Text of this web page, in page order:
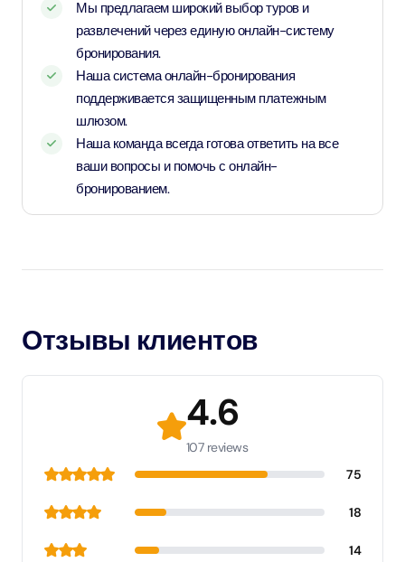
Dubai Aquarium или Dubai Garden Glow. Это означает,
что вы можете исследовать больше того, что может
предложить Дубай, и при этом наслаждаться большой
экономией. Это фантастический способ окунуться как
в старый, так и в новый Дубай за один день,
максимально используя свои впечатления!
Мы предлагаем широкий выбор туров и
развлечений через единую онлайн-систему
бронирования.
Наша система онлайн-бронирования
поддерживается защищенным платежным
шлюзом.
Наша команда всегда готова ответить на все
ваши вопросы и помочь с онлайн-
бронированием.
Отзывы клиентов
4.6
107 reviews
75
18
14